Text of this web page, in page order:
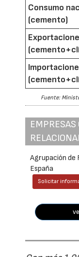
Consumo
(cemento)
Fuente:
Agrupación de
España
Solicitar